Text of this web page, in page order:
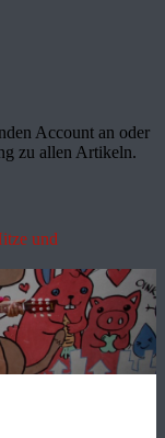
Account an oder
zu allen Artikeln.
und